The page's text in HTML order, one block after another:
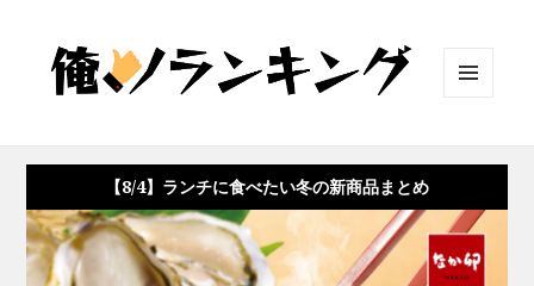
ット
【8/4】ランチに食べたい冬の新商品まとめ